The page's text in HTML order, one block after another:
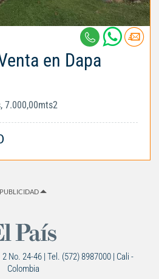
en Dapa
7.000,00mts2
PUBLICIDAD
No. 24-46 | Tel. (572) 8987000 | Cali -
Colombia